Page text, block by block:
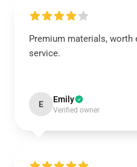
Premium materials, worth
service.
E Emily
Verified owner